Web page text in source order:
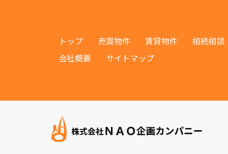
トップ 売買物件 賃貸物件 相続相談
会社概要
サイトマップ